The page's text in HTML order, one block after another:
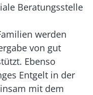
Beratungsstelle
werden
von gut
Ebenso
Entgelt in der
mit dem